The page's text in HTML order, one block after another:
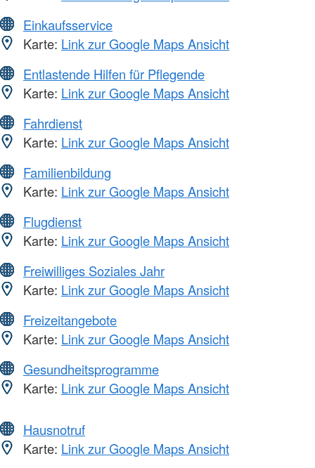
Einkaufsservice
Karte: Link zur Google Maps Ansicht
Entlastende Hilfen für Pflegende
Karte: Link zur Google Maps Ansicht
Fahrdienst
Karte: Link zur Google Maps Ansicht
Familienbildung
Karte: Link zur Google Maps Ansicht
Flugdienst
Karte: Link zur Google Maps Ansicht
Freiwilliges Soziales Jahr
Karte: Link zur Google Maps Ansicht
Freizeitangebote
Karte: Link zur Google Maps Ansicht
Gesundheitsprogramme
Karte: Link zur Google Maps Ansicht
Hausnotruf
Karte: Link zur Google Maps Ansicht